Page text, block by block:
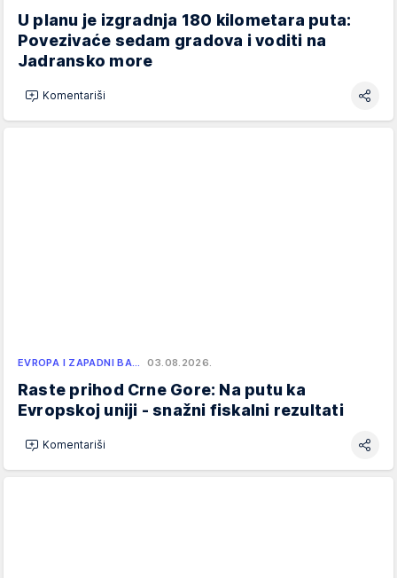
U planu je izgradnja 180 kilometara puta:
Povezivaće sedam gradova i voditi na
Jadransko more
Komentariši
EVROPA I ZAPADNI BA… 03.08.2026.
Raste prihod Crne Gore: Na putu ka
Evropskoj uniji - snažni fiskalni rezultati
Komentariši